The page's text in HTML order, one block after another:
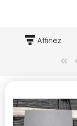
Affinez